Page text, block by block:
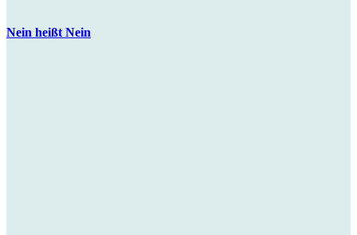
Nein heißt Nein